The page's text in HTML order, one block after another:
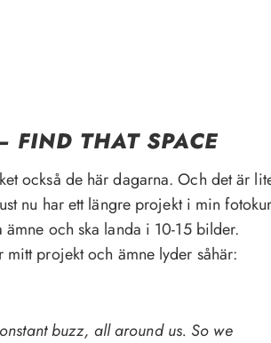
FIND THAT SPACE
också de här dagarna. Och det är
nu har ett längre projekt i min
och ska landa i 10-15 bilder.
mitt projekt och ämne lyder såhär:
buzz, all around us. So we